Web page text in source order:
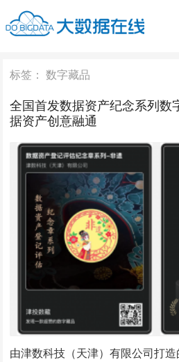
标签：数字藏品
全国首发数据资产纪念系列数
据资产创意融通
由津数科技（天津）有限公司打